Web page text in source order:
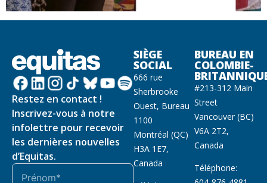
Restez en contact !
Inscrivez-vous à notre
infolettre pour recevoir
les dernières nouvelles
d’Equitas.
SIÈGE
SOCIAL
666 rue
Sherbrooke
Ouest, Bureau
1100
Montréal (QC)
H3A 1E7,
Canada
BUREAU EN
COLOMBIE-
#213-312 Main
Street
Vancouver (BC)
V6A 2T2,
Canada
Téléphone: